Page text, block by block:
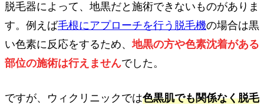
脱毛器によって、地黒だと施術できないものがありま
す。例えば毛根にアプローチを行う脱毛機の場合は黒
い色素に反応をするため、地黒の方や色素沈着がある
部位の施術は行えませんでした。
ですが、ウィクリニックでは色黒肌でも関係なく脱毛